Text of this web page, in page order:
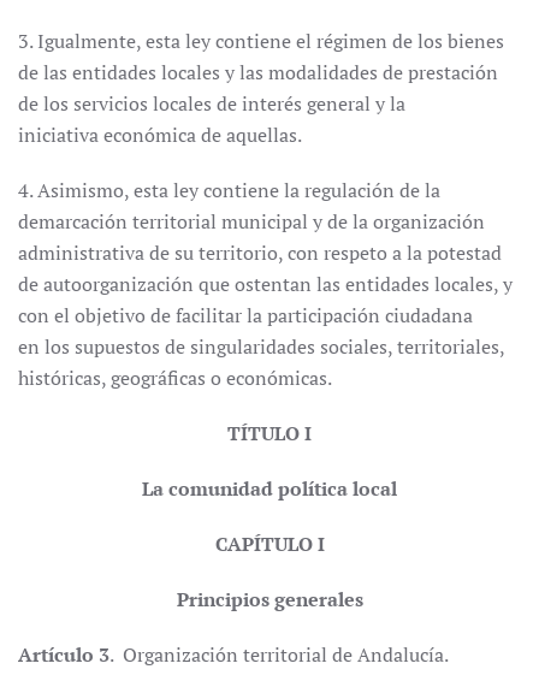
3. Igualmente, esta ley contiene el régimen de los bienes
de las entidades locales y las modalidades de prestación
de los servicios locales de interés general y la
iniciativa económica de aquellas.
4. Asimismo, esta ley contiene la regulación de la
demarcación territorial municipal y de la organización
administrativa de su territorio, con respeto a la potestad
de autoorganización que ostentan las entidades locales, y
con el objetivo de facilitar la participación ciudadana
en los supuestos de singularidades sociales, territoriales,
históricas, geográficas o económicas.
TÍTULO I
La comunidad política local
CAPÍTULO I
Principios generales
Artículo 3. Organización territorial de Andalucía.